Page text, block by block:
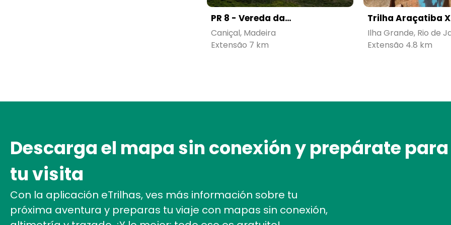
PR 8 - Vereda da
Ponta de São
Lourenço
Caniçal, Madeira
Extensão 7 km
Trilha Araçatiba X
Provetá
Ilha Grande, Rio de
Extensão 4.8 km
Descarga el mapa sin conexión y prepárate para
tu visita
Con la aplicación eTrilhas, ves más información sobre tu
próxima aventura y preparas tu viaje con mapas sin conexión,